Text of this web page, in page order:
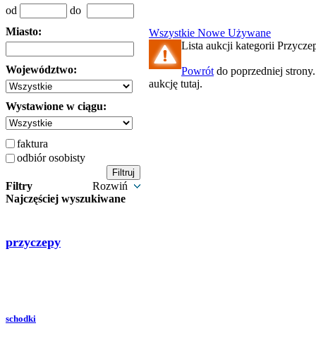
od
do
Miasto:
Województwo:
Wystawione w ciągu:
faktura
odbiór osobisty
Filtry
Rozwiń
Najczęściej wyszukiwane
przyczepy
schodki
Wszystkie Nowe Używane
Lista aukcji kategorii
Powrót do poprzedniej
aukcję tutaj.